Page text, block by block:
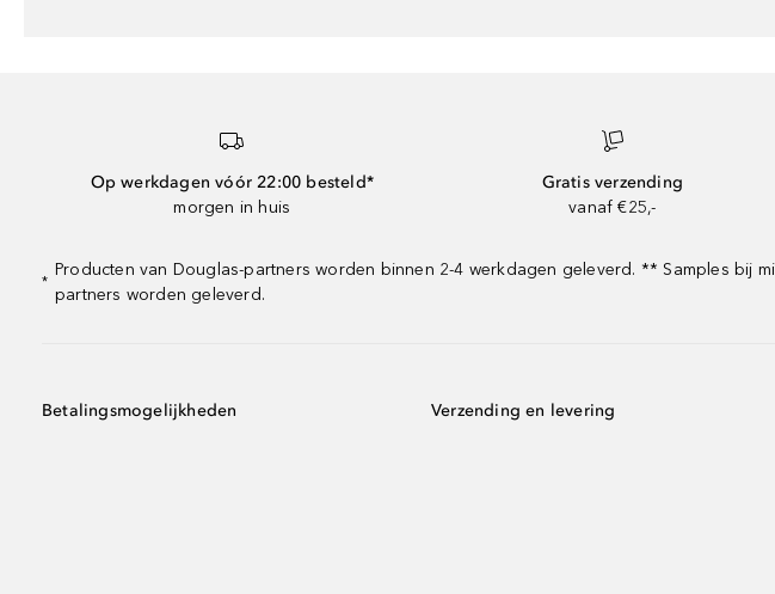
Op werkdagen vóór 22:00 besteld*
morgen in huis
Gratis verzending
vanaf €25,-
*
Producten van Douglas-partners worden binnen 2-4 werkdagen geleverd. ** Samples bij
partners worden geleverd.
Betalingsmogelijkheden Verzending en levering